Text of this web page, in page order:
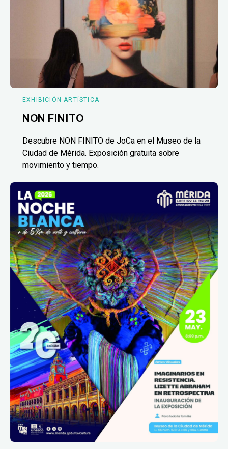
EXHIBICIÓN ARTÍSTICA
NON FINITO
Descubre NON FINITO de JoCa en el Museo de la
Ciudad de Mérida. Exposición gratuita sobre
movimiento y tiempo.